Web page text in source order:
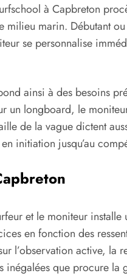
à Capbreton
milieu marin. Débutant
se personnalise
ainsi à des besoins
un longboard, le
de la vague dictent
initiation jusqu’au
et le moniteur
en fonction des
l’observation active, la
que procure la